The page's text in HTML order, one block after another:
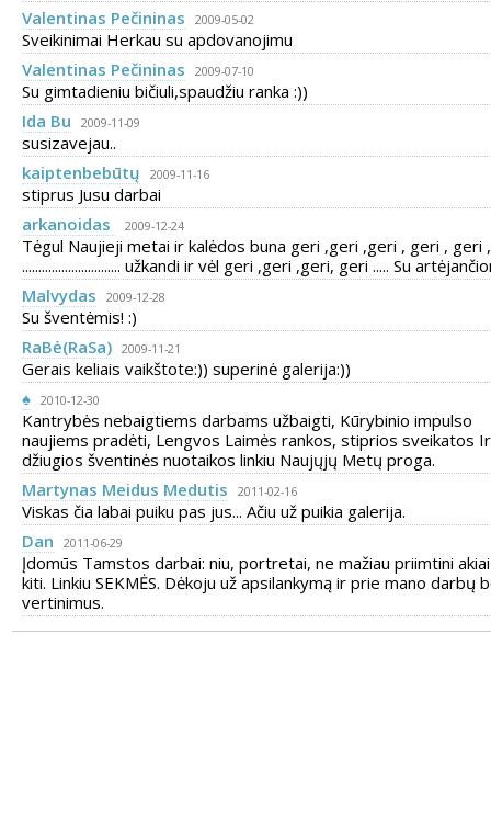
Valentinas Pečininas
2009-05-02
Sveikinimai Herkau su apdovanojimu
Valentinas Pečininas
2009-07-10
Su gimtadieniu bičiuli,spaudžiu ranka :))
Ida Bu
2009-11-09
susizavejau..
kaiptenbebūtų
2009-11-16
stiprus Jusu darbai
arkanoidas
2009-12-24
Tėgul Naujieji metai ir kalėdos buna geri ,geri ,geri , geri , geri
.............................. užkandi ir vėl geri ,geri ,geri, geri ..... Su
Malvydas
2009-12-28
Su šventėmis! :)
RaBė(RaSa) 2009-11-21
Gerais keliais vaikštote:)) superinė galerija:))
♠ 2010-12-30
Kantrybės nebaigtiems darbams užbaigti, Kūrybinio impulso
naujiems pradėti, Lengvos Laimės rankos, stiprios sveikatos Ir
džiugios šventinės nuotaikos linkiu Naujųjų Metų proga.
Martynas Meidus Medutis
2011-02-16
Viskas čia labai puiku pas jus... Ačiu už puikia galerija.
Dan
2011-06-29
Įdomūs Tamstos darbai: niu, portretai, ne mažiau priimtini
kiti. Linkiu SEKMĖS. Dėkoju už apsilankymą ir prie mano darbų
vertinimus.